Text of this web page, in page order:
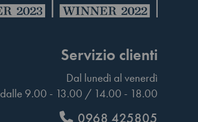
Servizio clienti
Dal lunedì al venerdì
dalle 9.00 - 13.00 / 14.00 - 18.00
0968 425805